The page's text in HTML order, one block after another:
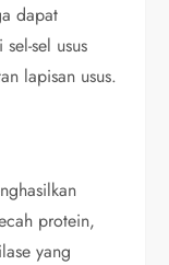
dapat
sel usus
lapisan usus.
protein,
yang